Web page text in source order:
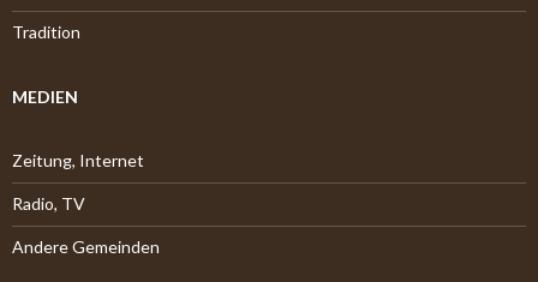
Tradition
MEDIEN
Zeitung, Internet
Radio, TV
Andere Gemeinden